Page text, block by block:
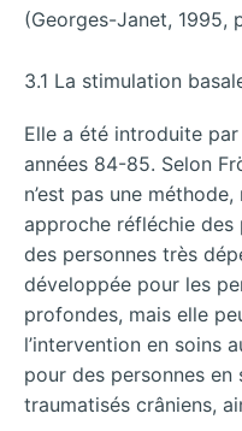
(Georges-Janet, 1995,
3.1 La stimulation
Elle a été introduite
années 84-85. Selon
n’est pas une
approche réfléchie
des personnes très
développée pour les
profondes, mais elle
l’intervention en soins
pour des personnes en
traumatisés crâniens,